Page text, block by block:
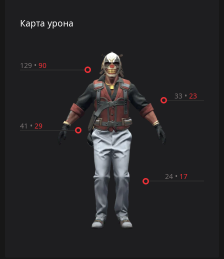
Карта урона
24 • 17
41 • 29
33 • 23
129 • 90